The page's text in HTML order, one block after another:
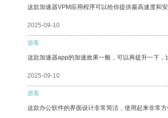
这款加速器VPM应用程序可以给你提供最高速度和
2025-09-10
游客
这款加速器app的加速效果一般，可以再提升一下，
2025-09-10
游客
这款办公软件的界面设计非常简洁，使用起来非常